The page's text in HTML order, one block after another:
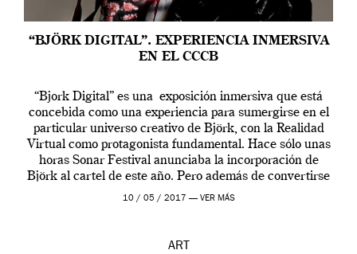
“BJÖRK DIGITAL”. EXPERIENCIA INMERSIVA
EN EL CCCB
“Bjork Digital” es una exposición inmersiva que está
concebida como una experiencia para sumergirse en el
particular universo creativo de Björk, con la Realidad
Virtual como protagonista fundamental. Hace sólo unas
horas Sonar Festival anunciaba la incorporación de
Björk al cartel de este año. Pero además de convertirse
en una de las actuaciones más relevantes […]
10 / 05 / 2017 — VER MÁS
ART